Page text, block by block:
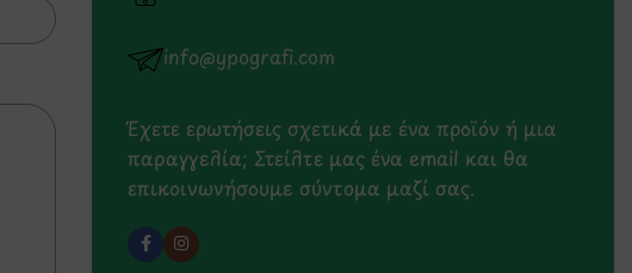
info@ypografi.com
Έχετε ερωτήσεις σχετικά με ένα προϊόν ή μια
παραγγελία; Στείλτε μας ένα email και θα
επικοινωνήσουμε σύντομα μαζί σας.